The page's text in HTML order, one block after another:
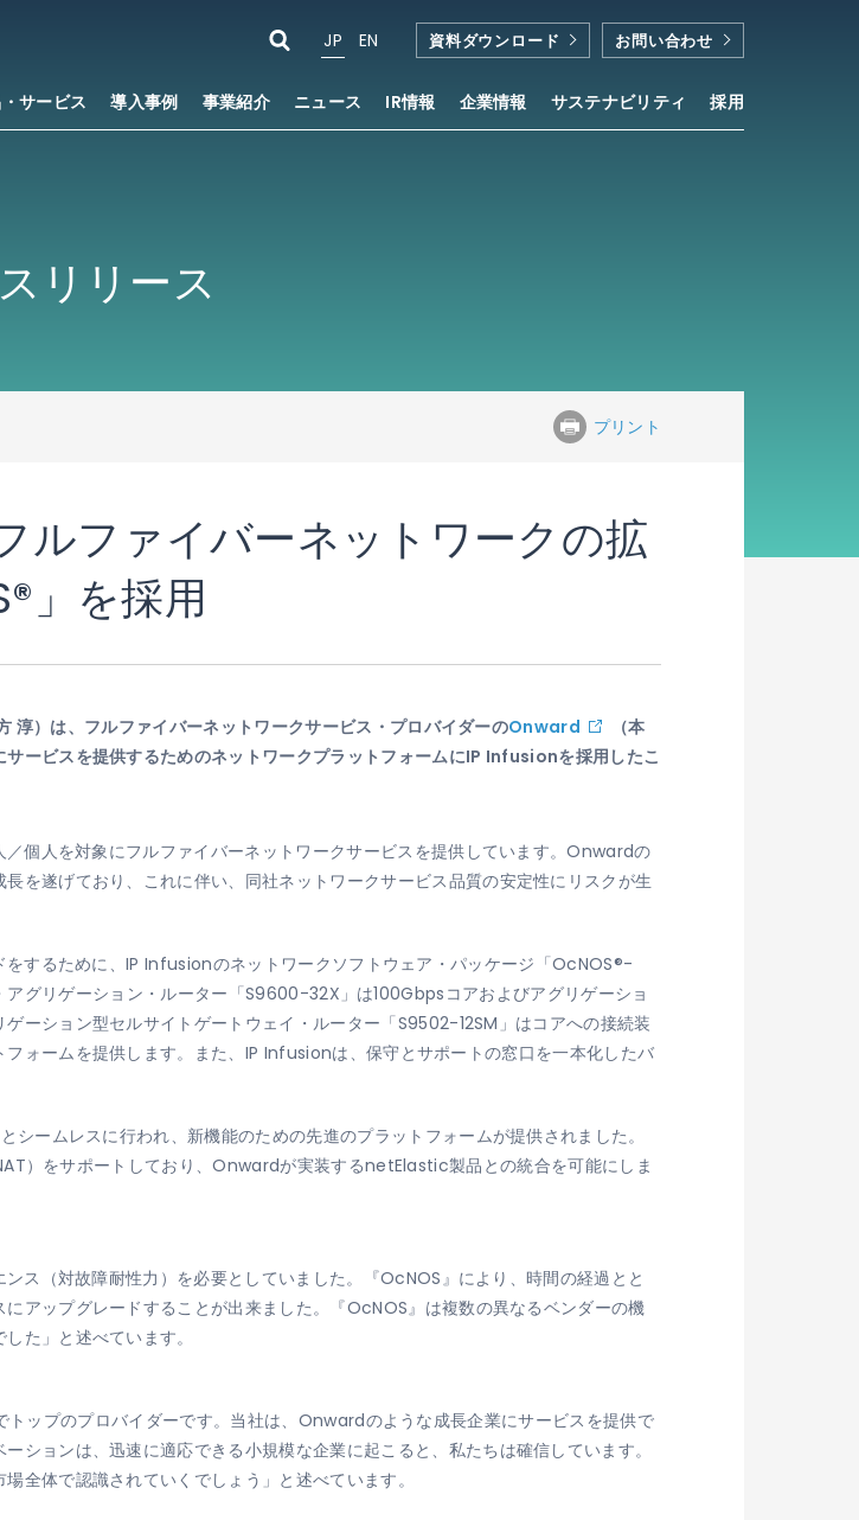
サービス 導入事例 事業紹介 ニュース IR情報 企業情報 サステナビリティ 採用
JP EN 資料ダウンロード お問い合わせ
リリース
プリント
ファイバーネットワークの拡
」を採用
淳）は、フルファイバーネットワークサービス・プロバイダーのOnward
（本
ービスを提供するためのネットワークプラットフォームにIP Infusionを採用したこ
個人を対象にフルファイバーネットワークサービスを提供しています。Onwardの
を遂げており、これに伴い、同社ネットワークサービス品質の安定性にリスクが生
するために、IP Infusionのネットワークソフトウェア・パッケージ「OcNOS®-
アグリゲーション・ルーター「S9600-32X」は100Gbpsコアおよびアグリゲーショ
ーション型セルサイトゲートウェイ・ルーター「S9502-12SM」はコアへの接続装
ォームを提供します。また、IP Infusionは、保守とサポートの窓口を一本化したバ
ームレスに行われ、新機能のための先進のプラットフォームが提供されました。
）をサポートしており、Onwardが実装するnetElastic製品との統合を可能にしま
ス（対故障耐性力）を必要としていました。『OcNOS』により、時間の経過とと
アップグレードすることが出来ました。『OcNOS』は複数の異なるベンダーの機
た」と述べています。
ップのプロバイダーです。当社は、Onwardのような成長企業にサービスを提供で
ションは、迅速に適応できる小規模な企業に起こると、私たちは確信しています。
全体で認識されていくでしょう」と述べています。